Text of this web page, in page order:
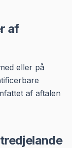
af
eller på
af aftalen